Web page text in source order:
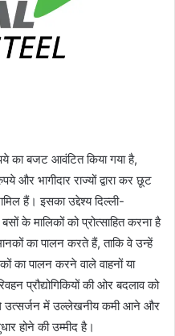
का बजट आवंटित किया गया है,
और भागीदार राज्यों द्वारा कर छूट
हैं। इसका उद्देश्य दिल्ली-
के मालिकों को प्रोत्साहित करना है
का पालन करते हैं, ताकि वे उन्हें
का पालन करने वाले वाहनों या
प्रौद्योगिकियों की ओर बदलाव को
उत्सर्जन में उल्लेखनीय कमी आने और
होने की उम्मीद है।